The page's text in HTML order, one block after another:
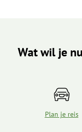
Wat wil je
Plan je reis